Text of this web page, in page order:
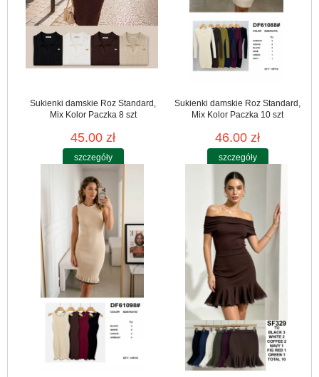
Sukienki damskie Roz Standard,
Mix Kolor Paczka 8 szt
45.00 zł
szczegóły
Sukienki damskie Roz Standard,
Mix Kolor Paczka 10 szt
46.00 zł
szczegóły